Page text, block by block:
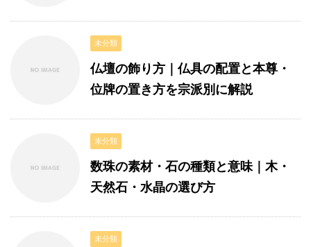
未分類
仏壇の飾り方｜仏具の配置と本尊・
位牌の置き方を宗派別に解説
未分類
数珠の素材・石の種類と意味｜木・
天然石・水晶の選び方
未分類